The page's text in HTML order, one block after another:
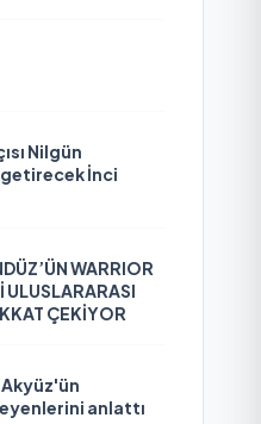
Nilgün
İnci
WARRIOR
ULUSLARARASI
ÇEKİYOR
anlattı